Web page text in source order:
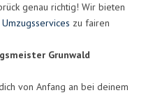
genau richtig! Wir bieten
Umzugsservices zu fairen
Grunwald
von Anfang an bei deinem